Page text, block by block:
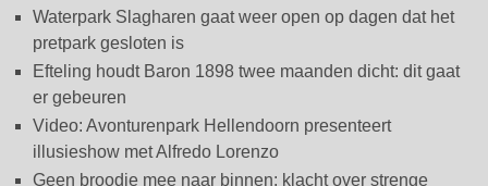
Waterpark Slagharen gaat weer open op dagen dat het
pretpark gesloten is
Efteling houdt Baron 1898 twee maanden dicht: dit gaat
er gebeuren
Video: Avonturenpark Hellendoorn presenteert
illusieshow met Alfredo Lorenzo
Geen broodje mee naar binnen: klacht over strenge